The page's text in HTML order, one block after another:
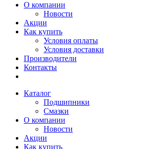
О компании
Новости
Акции
Как купить
Условия оплаты
Условия доставки
Производители
Контакты
Каталог
Подшипники
Смазки
О компании
Новости
Акции
Как купить